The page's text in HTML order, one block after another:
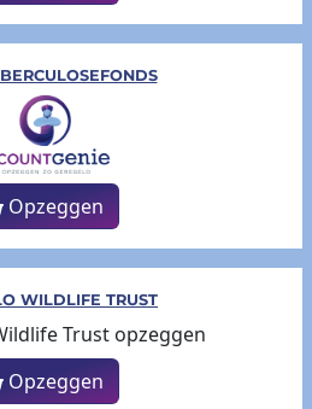
Opzeggen
WILDLIFE TRUST
Opzeggen